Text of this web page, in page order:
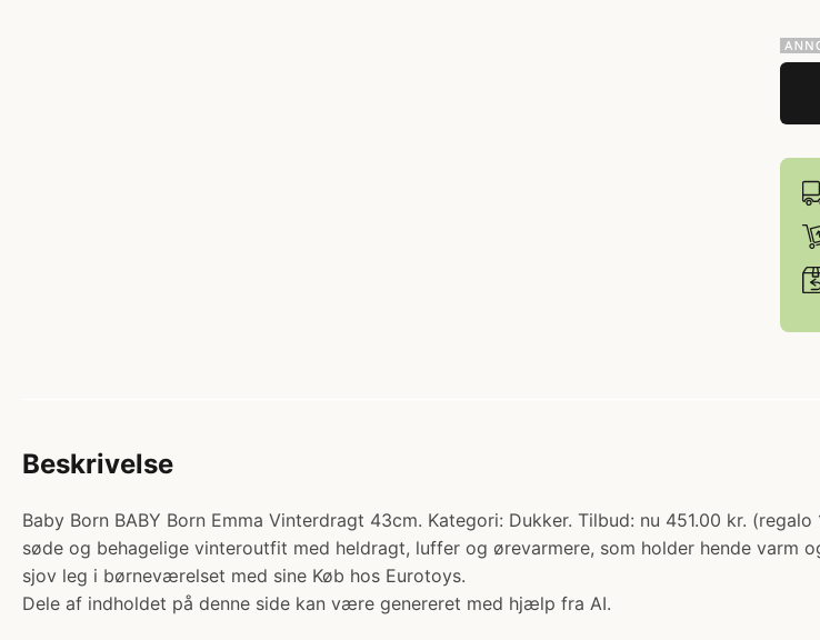
Beskrivelse
Baby Born BABY Born Emma Vinterdragt 43cm. Kategori: Dukker. Tilbud: nu 451.00 kr.
søde og behagelige vinteroutfit med heldragt, luffer og ørevarmere, som holder hende varm
sjov leg i børneværelset med sine Køb hos Eurotoys.
Dele af indholdet på denne side kan være genereret med hjælp fra AI.